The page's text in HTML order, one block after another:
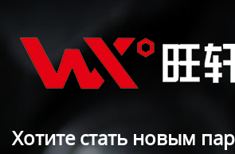
Хотите стать новым